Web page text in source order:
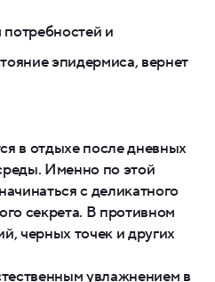
и
эпидермиса, вернет
в отдыхе после дневных
Именно по этой
с деликатного
секрета. В противном
черных точек и других
увлажнением в